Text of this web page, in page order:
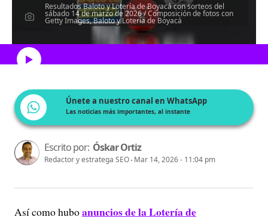
Resultados Baloto y Lotería de Boyacá con sorteos del
sábado 14 de marzo de 2026 / Composición de fotos con
Getty Images, Baloto y Lotería de Boyacá
Escucha el artículo
Únete a nuestro canal en WhatsApp
Las noticias más importantes, al instante
Escrito por: Óskar Ortiz
Redactor y estratega SEO Mar 14, 2026 - 11:04 pm
Así como huboanuncios de la Lotería de